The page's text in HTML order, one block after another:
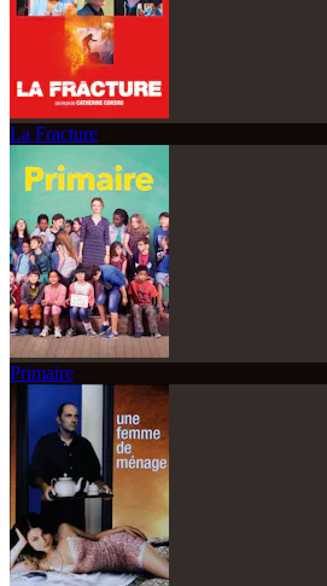
La Fracture
Primaire